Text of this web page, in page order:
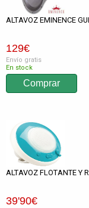
ALTAVOZ EMINENCE
129€
Envío gratis
En stock
ALTAVOZ FLOTANTE Y
39'90€